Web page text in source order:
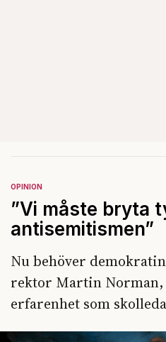
OPINION
”Vi måste bryta
antisemitismen”
Nu behöver
rektor Martin Norman,
erfarenhet som